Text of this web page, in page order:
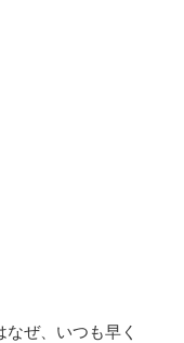
ぜ、いつも早く